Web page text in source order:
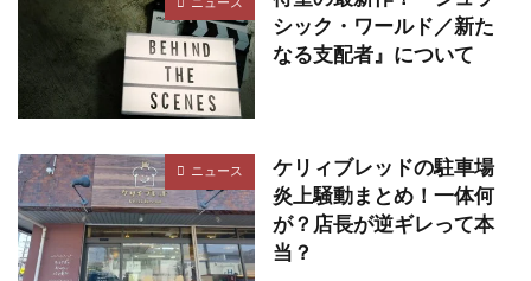
シック・ワールド／新た
なる支配者』について
ニュース
ケリィブレッドの駐車場
炎上騒動まとめ！一体何
が？店長が逆ギレって本
当？